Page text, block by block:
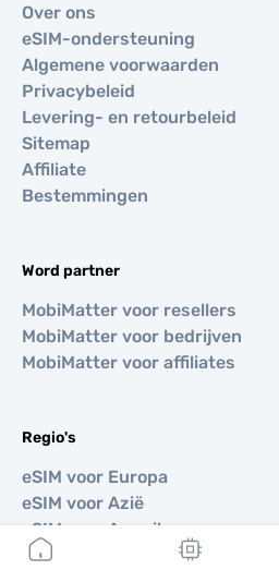
Over ons
eSIM-ondersteuning
Algemene voorwaarden
Privacybeleid
Levering- en retourbeleid
Sitemap
Affiliate
Bestemmingen
Word partner
MobiMatter voor resellers
MobiMatter voor bedrijven
MobiMatter voor affiliates
Regio's
eSIM voor Europa
eSIM voor Azië
eSIM voor Amerika
eSIM voor Midden-Oosten